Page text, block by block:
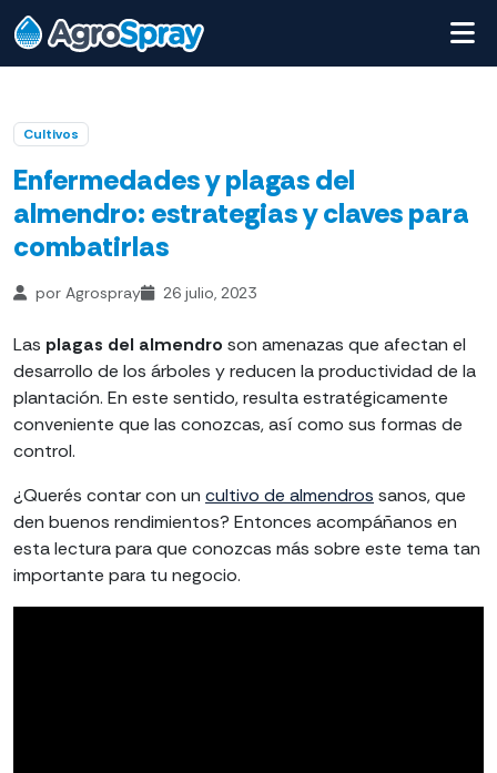
Cultivos
Enfermedades y plagas del
almendro: estrategias y claves para
combatirlas
por Agrospray 26 julio, 2023
Las plagas del almendro son amenazas que afectan el
desarrollo de los árboles y reducen la productividad de la
plantación. En este sentido, resulta estratégicamente
conveniente que las conozcas, así como sus formas de
control.
¿Querés contar con un cultivo de almendros sanos, que
den buenos rendimientos? Entonces acompáñanos en
esta lectura para que conozcas más sobre este tema tan
importante para tu negocio.